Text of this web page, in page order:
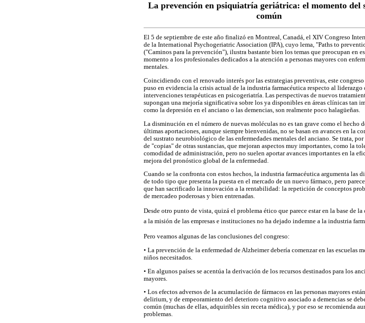
La prevención en psiquiatría geriátrica: el momento del
común
El 5 de septiembre de este año finalizó en Montreal, Canadá, el XIV Congreso
de la International Psychogeriatric Association (IPA), cuyo lema, "Paths to
("Caminos para la prevención"), ilustra bastante bien los temas que preocupan en
momento a los profesionales dedicados a la atención a personas mayores con
mentales.
Coincidiendo con el renovado interés por las estrategias preventivas, este
puso en evidencia la crisis actual de la industria farmacéutica respecto al liderazgo
intervenciones terapéuticas en psicogeriatría. Las perspectivas de nuevos
supongan una mejoría significativa sobre los ya disponibles en áreas clínicas tan
como la depresión en el anciano o las demencias, son realmente poco halagüeñas.
La disminución en el número de nuevas moléculas no es tan grave como el hecho
últimas aportaciones, aunque siempre bienvenidas, no se basan en avances en la
del sustrato neurobiológico de las enfermedades mentales del anciano. Se trata, por
de "copias" de otras sustancias, que mejoran aspectos muy importantes, como la
comodidad de administración, pero no suelen aportar avances importantes en la
mejora del pronóstico global de la enfermedad.
Cuando se la confronta con estos hechos, la industria farmacéutica argumenta las
de todo tipo que presenta la puesta en el mercado de un nuevo fármaco, pero
que han sacrificado la innovación a la rentabilidad: la repetición de conceptos
de mercadeo poderosas y bien entrenadas.
Desde otro punto de vista, quizá el problema ético que parece estar en la base de
a la misión de las empresas e instituciones no ha dejado indemne a la industria
Pero veamos algunas de las conclusiones del congreso:
• La prevención de la enfermedad de Alzheimer debería comenzar en las
niños necesitados.
• En algunos países se acentúa la derivación de los recursos destinados para los
mayores.
• Los efectos adversos de la acumulación de fármacos en las personas mayores
delirium, y de empeoramiento del deterioro cognitivo asociado a demencias se
común (muchas de ellas, adquiribles sin receta médica), y por eso se recomienda
problemas.